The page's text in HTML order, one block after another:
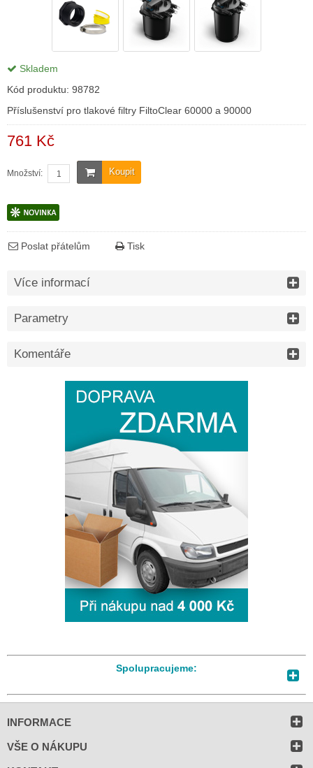
Skladem
Kód produktu: 98782
Příslušenství pro tlakové filtry FiltoClear 60000 a 90000
761 Kč
Koupit
Množství:
Poslat přátelům Tisk
Více informací
Parametry
Komentáře
Spolupracujeme:
INFORMACE
VŠE O NÁKUPU